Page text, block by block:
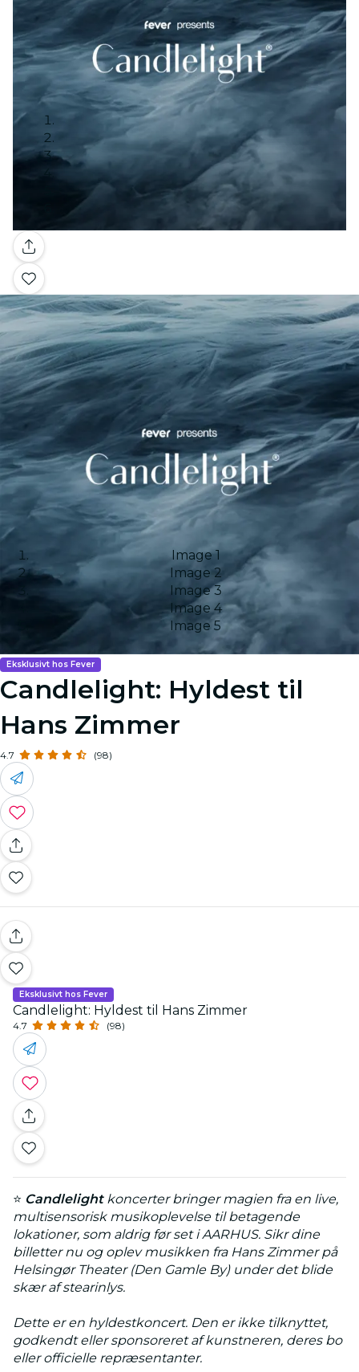
Galleri
Image 1
Image 2
Image 3
Image 4
Image 5
Eksklusivt hos Fever
Candlelight: Hyldest til
Hans Zimmer
4.7 (98)
Eksklusivt hos Fever
Candlelight: Hyldest til Hans Zimmer
4.7 (98)
⭐ Candlelightkoncerter bringer magien fra en live,
multisensorisk musikoplevelse til betagende
lokationer, som aldrig før set i AARHUS. Sikr dine
billetter nu og oplev musikken fra Hans Zimmer på
Helsingør Theater (Den Gamle By) under det blide
skær af stearinlys.
Dette er en hyldestkoncert. Den er ikke tilknyttet,
godkendt eller sponsoreret af kunstneren, deres bo
eller officielle repræsentanter.